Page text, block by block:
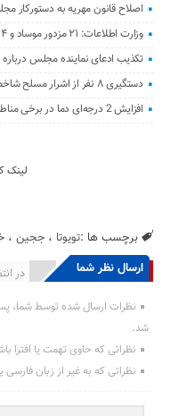
اصلاح قانون مهریه به دستورکار
وزارت اطلاعات: ۲۱ مزدور موساد و ۴ شرور مسلح در کرمان بازداشت شدند
تکذیب ادعای نماینده مجلس
دستگیری ۸ نفر از اشرار مسلح شاخص و مرتبطین گروهک‌های تروریستی
افزایش 2 درجه‌ای دما در برخی مناطق/ هوای معتدل در نوار شمالی ایران
لینک
برچسب ها :تویوتا ،ججین ،
ارسال نظر شما در انتشار یافته : 0
نظرات ارسال شده توسط شما،
شد.
نظراتی که حاوی تهمت یا افترا
نظراتی که به غیر از زبان